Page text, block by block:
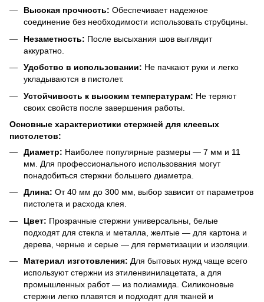
Высокая прочность: Обеспечивает надежное
соединение без необходимости использовать струбцины.
Незаметность: После высыхания шов выглядит
аккуратно.
Удобство в использовании: Не пачкают руки и легко
укладываются в пистолет.
Устойчивость к высоким температурам: Не теряют
своих свойств после завершения работы.
Основные характеристики стержней для клеевых
пистолетов:
Диаметр: Наиболее популярные размеры — 7 мм и 11
мм. Для профессионального использования могут
понадобиться стержни большего диаметра.
Длина: От 40 мм до 300 мм, выбор зависит от параметров
пистолета и расхода клея.
Цвет: Прозрачные стержни универсальны, белые
подходят для стекла и металла, желтые — для картона и
дерева, черные и серые — для герметизации и изоляции.
Материал изготовления: Для бытовых нужд чаще всего
используют стержни из этиленвинилацетата, а для
промышленных работ — из полиамида. Силиконовые
стержни легко плавятся и подходят для тканей и